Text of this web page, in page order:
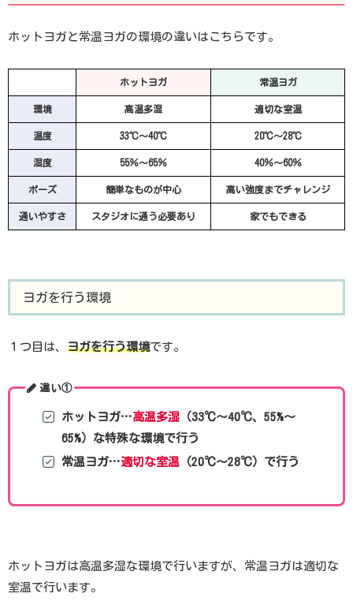
ホットヨガと常温ヨガの環境の違いはこちらです。
ホットヨガ 常温ヨガ
環境 高温多湿 適切な室温
温度 33℃〜40℃ 20℃〜28℃
湿度 55％〜65％ 40％〜60％
ポーズ 簡単なものが中心 高い強度までチャレンジ
通いやすさ スタジオに通う必要あり 家でもできる
ヨガを行う環境
１つ目は、 ヨガを行う環境です。
違い①
ホットヨガ…高温多湿 （33℃～40℃、55%～
65%）な特殊な環境で行う
常温ヨガ…適切な室温 （20℃～28℃）で行う
ホットヨガは高温多湿な環境で行いますが、常温ヨガは適切な
室温で行います。